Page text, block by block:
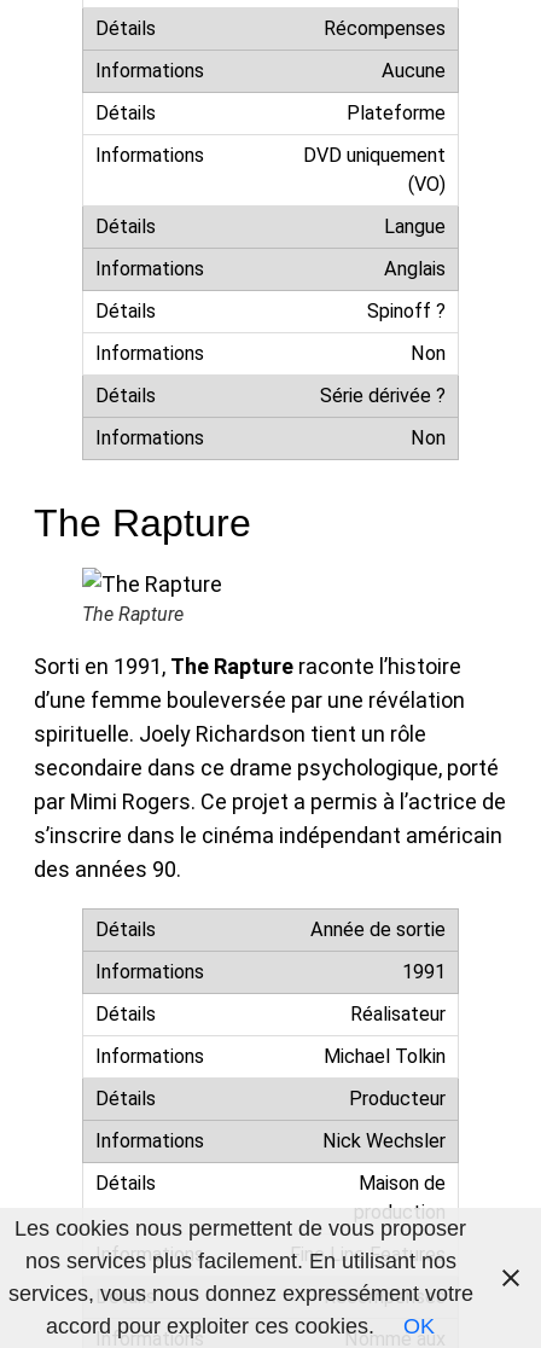
Récompenses
Aucune
Plateforme
DVD uniquement
(VO)
Langue
Anglais
Spinoff ?
Non
Série dérivée ?
Non
The Rapture
The Rapture
Sorti en 1991, The Rapture raconte l’histoire
d’une femme bouleversée par une révélation
spirituelle. Joely Richardson tient un rôle
secondaire dans ce drame psychologique, porté
par Mimi Rogers. Ce projet a permis à l’actrice de
s’inscrire dans le cinéma indépendant américain
des années 90.
Année de sortie
1991
Réalisateur
Michael Tolkin
Producteur
Nick Wechsler
Maison de
production
Fine Line Features
Récompenses
Nommé aux
Les cookies nous permettent de vous proposer
nos services plus facilement. En utilisant nos
services, vous nous donnez expressément votre
accord pour exploiter ces cookies.
OK